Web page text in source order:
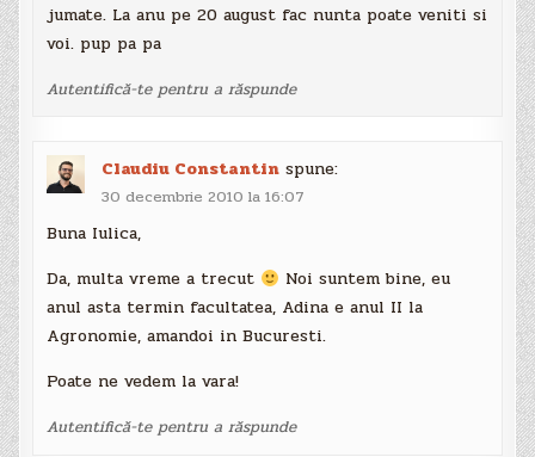
jumate. La anu pe 20 august fac nunta poate veniti si
voi. pup pa pa
Autentifică-te pentru a răspunde
Claudiu Constantin spune:
30 decembrie 2010 la 16:07
Buna Iulica,
Da, multa vreme a trecut
Noi suntem bine, eu
anul asta termin facultatea, Adina e anul II la
Agronomie, amandoi in Bucuresti.
Poate ne vedem la vara!
Autentifică-te pentru a răspunde